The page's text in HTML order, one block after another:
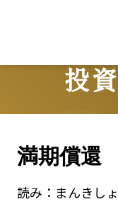
投
満期償還
読み： まんきし